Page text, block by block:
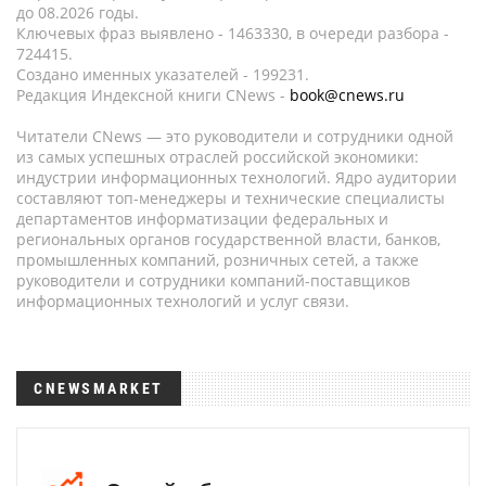
до 08.2026 годы.
Ключевых фраз выявлено - 1463330, в очереди разбора -
724415.
Создано именных указателей - 199231.
Редакция Индексной книги CNews - book@cnews.ru
Читатели CNews — это руководители и сотрудники одной
из самых успешных отраслей российской экономики:
индустрии информационных технологий. Ядро аудитории
составляют топ-менеджеры и технические специалисты
департаментов информатизации федеральных и
региональных органов государственной власти, банков,
промышленных компаний, розничных сетей, а также
руководители и сотрудники компаний-поставщиков
информационных технологий и услуг связи.
CNEWSMARKET